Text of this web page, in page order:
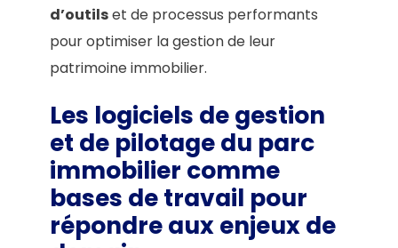
d’outilset de processus performants
pour optimiser la gestion de leur
patrimoine immobilier.
Les logiciels de gestion
et de pilotagedu parc
immobilier comme
bases de travail pour
répondre aux enjeux de